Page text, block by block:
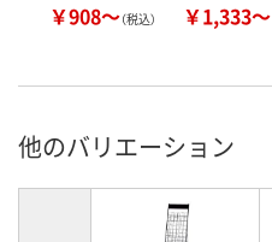
￥908～（税込） ￥1,333～
他のバリエーション